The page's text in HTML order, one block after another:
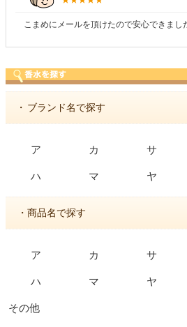
こまめにメールを頂けたので安心できまし
・ ブランド名で探す
ア カ サ
ハ マ ヤ
・商品名で探す
ア カ サ
ハ マ ヤ
その他